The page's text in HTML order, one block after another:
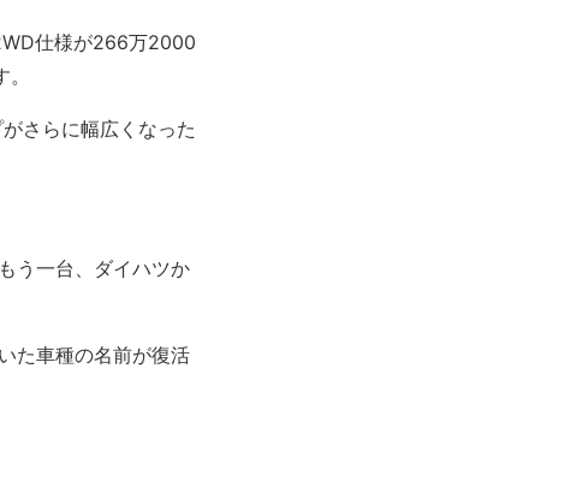
仕様が266万2000
さらに幅広くなった
う一台、ダイハツか
た車種の名前が復活